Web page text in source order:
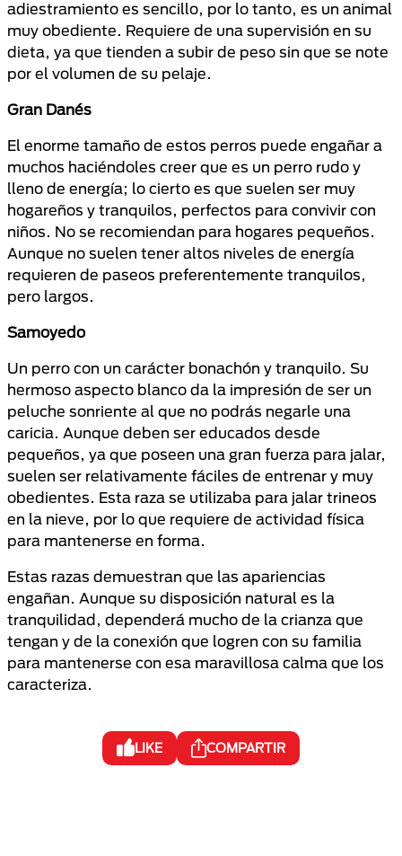
adiestramiento es sencillo, por lo tanto, es un animal
muy obediente. Requiere de una supervisión en su
dieta, ya que tienden a subir de peso sin que se note
por el volumen de su pelaje.
Gran Danés
El enorme tamaño de estos perros puede engañar a
muchos haciéndoles creer que es un perro rudo y
lleno de energía; lo cierto es que suelen ser muy
hogareños y tranquilos, perfectos para convivir con
niños. No se recomiendan para hogares pequeños.
Aunque no suelen tener altos niveles de energía
requieren de paseos preferentemente tranquilos,
pero largos.
Samoyedo
Un perro con un carácter bonachón y tranquilo. Su
hermoso aspecto blanco da la impresión de ser un
peluche sonriente al que no podrás negarle una
caricia. Aunque deben ser educados desde
pequeños, ya que poseen una gran fuerza para jalar,
suelen ser relativamente fáciles de entrenar y muy
obedientes. Esta raza se utilizaba para jalar trineos
en la nieve, por lo que requiere de actividad física
para mantenerse en forma.
Estas razas demuestran que las apariencias
engañan. Aunque su disposición natural es la
tranquilidad, dependerá mucho de la crianza que
tengan y de la conexión que logren con su familia
para mantenerse con esa maravillosa calma que los
caracteriza.
LIKE COMPARTIR